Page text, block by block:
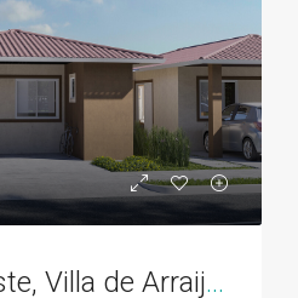
Rivera del Oeste, Villa de Arraiján